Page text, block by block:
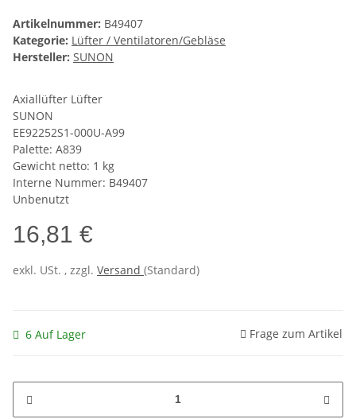
Artikelnummer: B49407
Kategorie: Lüfter / Ventilatoren/Gebläse
Hersteller: SUNON
Axiallüfter Lüfter
SUNON
EE92252S1-000U-A99
Palette: A839
Gewicht netto: 1 kg
Interne Nummer: B49407
Unbenutzt
16,81 €
exkl. USt. , zzgl. Versand (Standard)
6 Auf Lager Frage zum Artikel